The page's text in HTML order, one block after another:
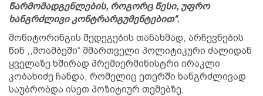
წარმომადგენლების, როგორც წესი, უფრო
ხანგრძლივი კონტრარგუმენტებით“.
მონიტორინგის შედეგების თანახმად, არჩევნების
წინ ,,მოამბეში“ მმართველი პოლიტიკური ძალიდან
ყველაზე ხშირად პრემიერმინისტრი ირაკლი
კობახიძე ჩანდა, რომელიც ეთერში ხანგრძლივად
საუბრობდა ისეთ პოზიტიურ თემებზე,